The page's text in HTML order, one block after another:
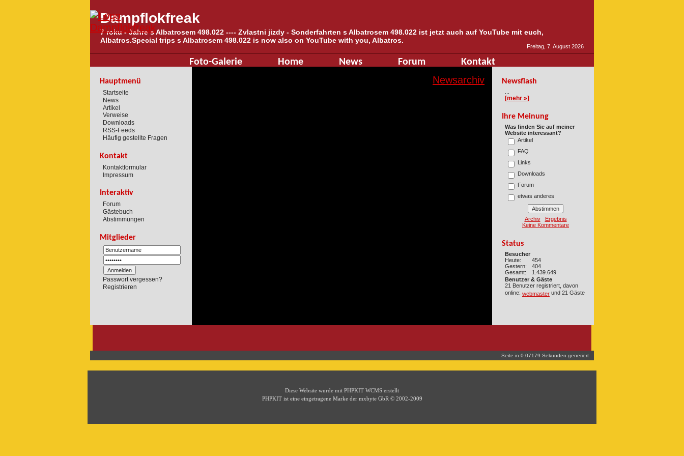
Dampflokfreak
7 roku - Jahre s Albatrosem 498.022 ---- Zvlastni jizdy - Sonderfahrten s Albatrosem 498.022 ist jetzt auch auf YouTube mit euch,
Albatros.Special trips s Albatrosem 498.022 is now also on YouTube with you, Albatros.
Foto-Galerie Home News Forum Kontakt
Freitag, 7. August 2026
Hauptmenü
Startseite
News
Artikel
Verweise
Downloads
RSS-Feeds
Häufig gestellte Fragen
Kontakt
Kontaktformular
Impressum
Interaktiv
Forum
Gästebuch
Abstimmungen
Mitglieder
Passwort vergessen?
Registrieren
Newsarchiv Newsflash
[mehr »]
Ihre Meinung
Was finden Sie auf meiner
Website interessant?
Artikel
FAQ
Links
Downloads
Forum
etwas anderes
Archiv
Ergebnis
Keine Kommentare
Status
Besucher
Heute:
454
Gestern:
404
Gesamt:
1.439.649
Benutzer & Gäste
21 Benutzer registriert, davon
online: webmaster und 21 Gäste
Seite in 0.07179 Sekunden generiert
Diese Website wurde mit PHPKIT WCMS erstellt
PHPKIT ist eine eingetragene Marke der mxbyte GbR © 2002-2009